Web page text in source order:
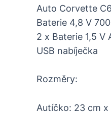
Auto Corvette
Baterie 4,8 V
2 x Baterie 1,5 V
USB nabíječka
Rozměry:
Autíčko: 23 cm x